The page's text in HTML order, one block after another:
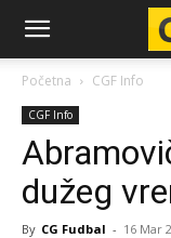
CG-
Fudbal
Početna CGF Info
CGF Info
dužeg
By CG Fudbal - 16 Mar